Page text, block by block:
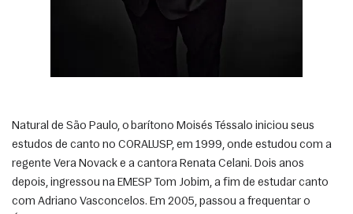
Natural de São Paulo, o barítono Moisés Téssalo iniciou seus
estudos de canto no CORALUSP, em 1999, onde estudou com a
regente Vera Novack e a cantora Renata Celani. Dois anos
depois, ingressou na EMESP Tom Jobim, a fim de estudar canto
com Adriano Vasconcelos. Em 2005, passou a frequentar o